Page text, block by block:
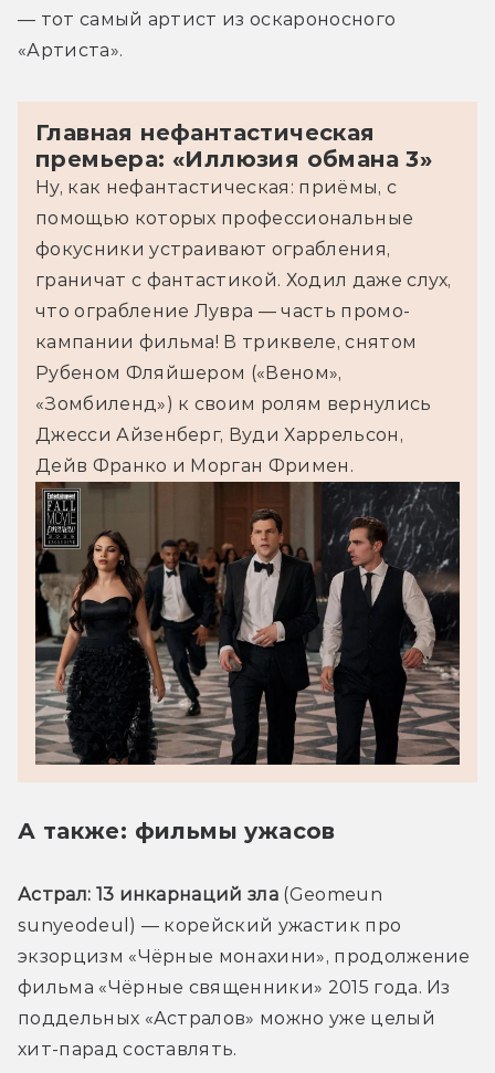
— тот самый артист из оскароносного
«Артиста».
Главная нефантастическая
премьера: «Иллюзия обмана 3»
Ну, как нефантастическая: приёмы, с
помощью которых профессиональные
фокусники устраивают ограбления,
граничат с фантастикой. Ходил даже слух,
что ограбление Лувра — часть промо-
кампании фильма! В триквеле, снятом
Рубеном Фляйшером («Веном»,
«Зомбиленд») к своим ролям вернулись
Джесси Айзенберг, Вуди Харрельсон,
Дейв Франко и Морган Фримен.
А также: фильмы ужасов
Астрал: 13 инкарнаций зла (Geomeun
sunyeodeul) — корейский ужастик про
экзорцизм «Чёрные монахини», продолжение
фильма «Чёрные священники» 2015 года. Из
поддельных «Астралов» можно уже целый
хит-парад составлять.